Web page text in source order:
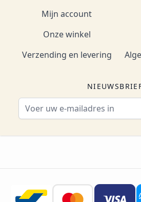
Mijn account
Onze winkel
Verzending en levering